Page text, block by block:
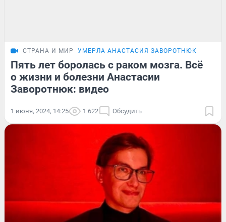
СТРАНА И МИР УМЕРЛА АНАСТАСИЯ ЗАВОРОТНЮК
Пять лет боролась с раком мозга. Всё
о жизни и болезни Анастасии
Заворотнюк: видео
1 июня, 2024, 14:25 1 622 Обсудить